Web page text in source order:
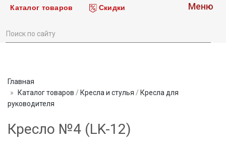
Каталог товаров Скидки Меню
Главная
Каталог товаров / Кресла и стулья / Кресла для
руководителя
Кресло №4 (LK-12)